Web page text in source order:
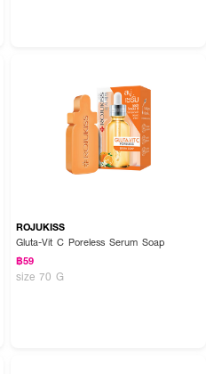
ROJUKISS
Gluta-Vit C Poreless Serum Soap
฿59
size 70 G